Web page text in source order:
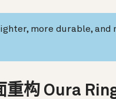
more durable,
重构 Oura